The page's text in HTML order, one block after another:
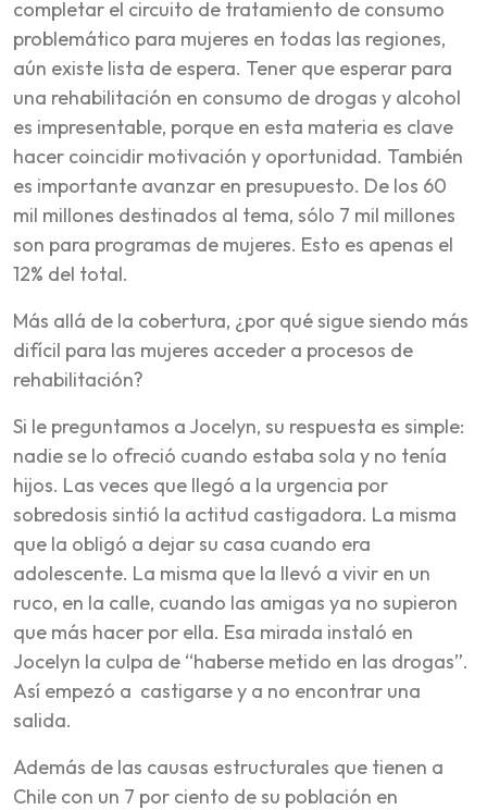
completar el circuito de tratamiento de consumo
problemático para mujeres en todas las regiones,
aún existe lista de espera. Tener que esperar para
una rehabilitación en consumo de drogas y alcohol
es impresentable, porque en esta materia es clave
hacer coincidir motivación y oportunidad. También
es importante avanzar en presupuesto. De los 60
mil millones destinados al tema, sólo 7 mil millones
son para programas de mujeres. Esto es apenas el
12% del total.
Más allá de la cobertura, ¿por qué sigue siendo más
difícil para las mujeres acceder a procesos de
rehabilitación?
Si le preguntamos a Jocelyn, su respuesta es simple:
nadie se lo ofreció cuando estaba sola y no tenía
hijos. Las veces que llegó a la urgencia por
sobredosis sintió la actitud castigadora. La misma
que la obligó a dejar su casa cuando era
adolescente. La misma que la llevó a vivir en un
ruco, en la calle, cuando las amigas ya no supieron
que más hacer por ella. Esa mirada instaló en
Jocelyn la culpa de “haberse metido en las drogas”.
Así empezó a castigarse y a no encontrar una
salida.
Además de las causas estructurales que tienen a
Chile con un 7 por ciento de su población en